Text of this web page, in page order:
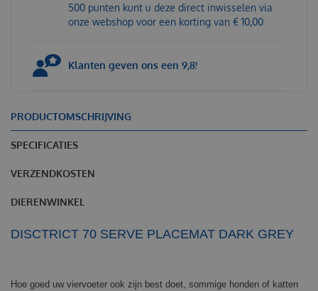
500 punten kunt u deze direct inwisselen via
onze webshop voor een korting van € 10,00
Klanten geven ons een 9,8!
PRODUCTOMSCHRIJVING
SPECIFICATIES
VERZENDKOSTEN
DIERENWINKEL
DISCTRICT 70 SERVE PLACEMAT DARK GREY
Hoe goed uw viervoeter ook zijn best doet, sommige honden of katten